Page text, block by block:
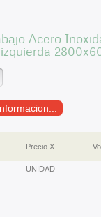
Acero
Precio X
UNIDAD